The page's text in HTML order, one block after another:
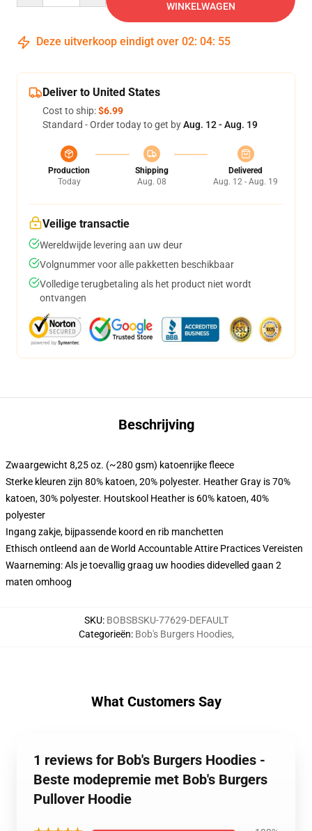
WINKELWAGEN
Deze uitverkoop eindigt over 02: 04: 54
Deliver to United States
Cost to ship:$6.99
Standard - Order today to get byAug. 12 - Aug. 19
Production
Today
Shipping
Aug. 08
Delivered
Aug. 12 - Aug. 19
Veilige transactie
Wereldwijde levering aan uw deur
Volgnummer voor alle pakketten beschikbaar
Volledige terugbetaling als het product niet wordt
ontvangen
Beschrijving
Zwaargewicht 8,25 oz. (~280 gsm) katoenrijke fleece
Sterke kleuren zijn 80% katoen, 20% polyester. Heather Gray is 70%
katoen, 30% polyester. Houtskool Heather is 60% katoen, 40%
polyester
Ingang zakje, bijpassende koord en rib manchetten
Ethisch ontleend aan de World Accountable Attire Practices Vereisten
Waarneming: Als je toevallig graag uw hoodies didevelled gaan 2
maten omhoog
SKU: BOBSBSKU-77629-DEFAULT
Categorieën: Bob's Burgers Hoodies,
What Customers Say
1 reviews for Bob's Burgers Hoodies -
Beste modepremie met Bob's Burgers
Pullover Hoodie